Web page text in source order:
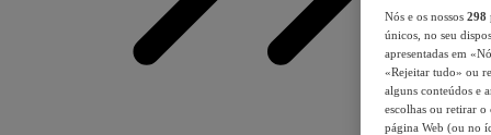
Nós e os nossos 298
únicos, no seu
apresentadas em
«Rejeitar tudo» ou
alguns conteúdos e
escolhas ou retirar
página Web (ou no